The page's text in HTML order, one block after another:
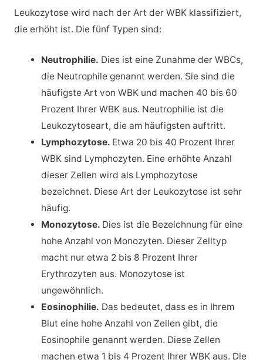
Leukozytose wird nach der Art der WBK klassifiziert,
die erhöht ist. Die fünf Typen sind:
Neutrophilie. Dies ist eine Zunahme der WBCs,
die Neutrophile genannt werden. Sie sind die
häufigste Art von WBK und machen 40 bis 60
Prozent Ihrer WBK aus. Neutrophilie ist die
Leukozytoseart, die am häufigsten auftritt.
Lymphozytose. Etwa 20 bis 40 Prozent Ihrer
WBK sind Lymphozyten. Eine erhöhte Anzahl
dieser Zellen wird als Lymphozytose
bezeichnet. Diese Art der Leukozytose ist sehr
häufig.
Monozytose. Dies ist die Bezeichnung für eine
hohe Anzahl von Monozyten. Dieser Zelltyp
macht nur etwa 2 bis 8 Prozent Ihrer
Erythrozyten aus. Monozytose ist
ungewöhnlich.
Eosinophilie. Das bedeutet, dass es in Ihrem
Blut eine hohe Anzahl von Zellen gibt, die
Eosinophile genannt werden. Diese Zellen
machen etwa 1 bis 4 Prozent Ihrer WBK aus. Die